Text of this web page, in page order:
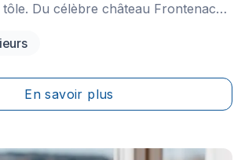
tôle. Du célèbre château Frontenac
faire preuve d’extrême longévité (en
même réparées.
En savoir plus